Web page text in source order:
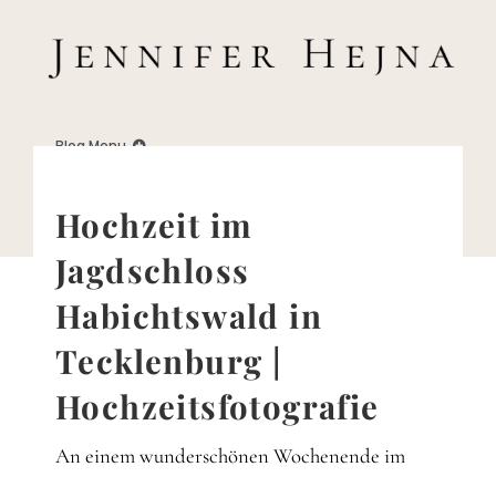
Blog Menu
Business
Familie
Hochzeit im
Jagdschloss
Habichtswald in
Tecklenburg |
Hochzeitsfotografie
An einem wunderschönen Wochenende im